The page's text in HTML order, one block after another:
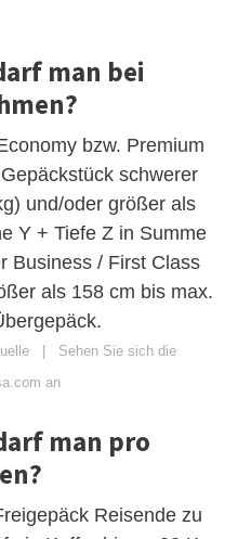
man bei
bzw. Premium
schwerer
und/oder größer als
Y + Tiefe Z in Summe
Business / First Class
als 158 cm bis max.
| Sehen Sie sich die
an
man pro
Reisende zu